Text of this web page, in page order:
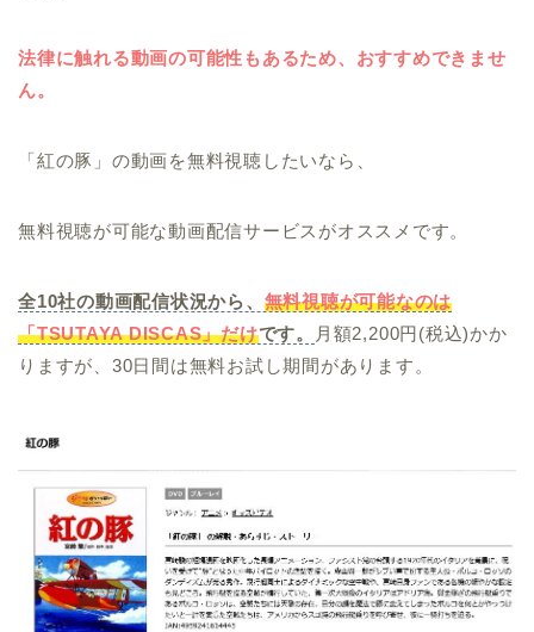
法律に触れる動画の可能性もあるため、おすすめできませ
ん。
「紅の豚」の動画を無料視聴したいなら、
無料視聴が可能な動画配信サービスがオススメです。
全10社の動画配信状況から、 無料視聴が可能なのは
「TSUTAYA DISCAS」だけです。
月額2,200円(税込)かか
りますが、30日間は無料お試し期間があります。